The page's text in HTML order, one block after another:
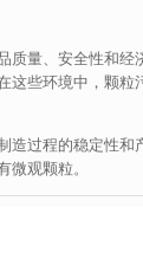
质量、安全性和
这些环境中，颗
造过程的稳定性
观颗粒。